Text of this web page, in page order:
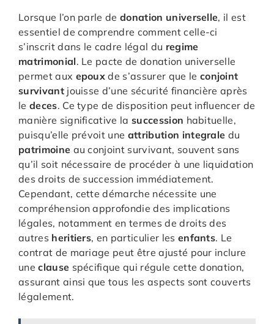
Lorsque l’on parle dedonation universelle, il est
essentiel de comprendre comment celle-ci
s’inscrit dans le cadre légal du regime
matrimonial. Le pacte de donation universelle
permet aux epoux de s’assurer que le conjoint
survivantjouisse d’une sécurité financière après
le deces. Ce type de disposition peut influencer de
manière significative lasuccession habituelle,
puisqu’elle prévoit une attribution integrale du
patrimoine au conjoint survivant, souvent sans
qu’il soit nécessaire de procéder à une liquidation
des droits de succession immédiatement.
Cependant, cette démarche nécessite une
compréhension approfondie des implications
légales, notamment en termes de droits des
autres heritiers, en particulier les enfants. Le
contrat de mariage peut être ajusté pour inclure
uneclause spécifique qui régule cette donation,
assurant ainsi que tous les aspects sont couverts
légalement.